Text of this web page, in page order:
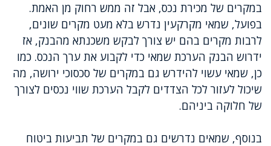
במקרים של מכירת נכס, אבל זה ממש רחוק מן האמת.
בפועל, שמאי מקרקעין נדרש בלא מעט מקרים שונים,
לרבות מקרים בהם יש צורך לבקש משכנתא מהבנק, אז
ידרוש הבנק הערכת שמאי כדי לקבוע את ערך הנכס. כמו
כן, שמאי עשוי להידרש גם במקרים של סכסוכי ירושה, מה
שיכול לעזור לכל הצדדים לקבל הערכת שווי נכסים לצורך
של חלוקה ביניהם.
בנוסף, שמאים נדרשים גם במקרים של תביעות ביטוח